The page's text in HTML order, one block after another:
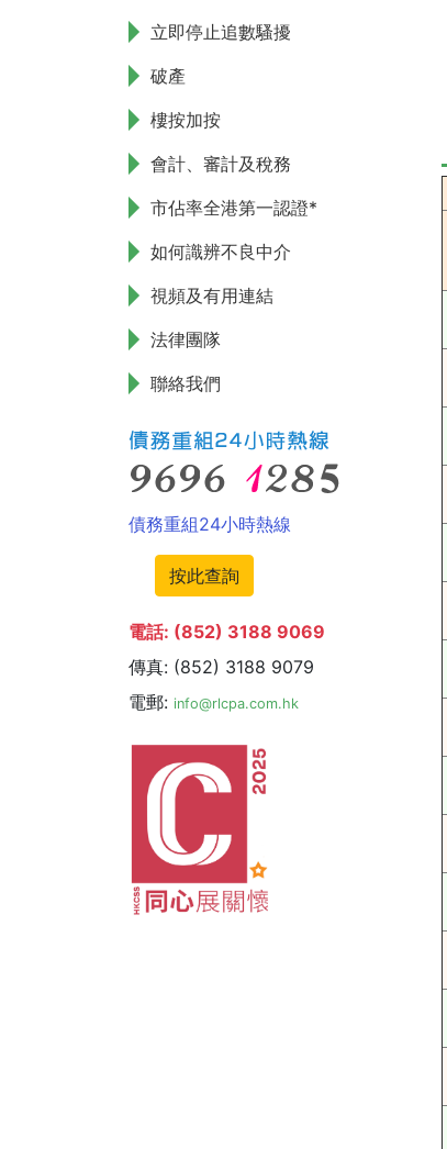
立即停止追數騷擾
破產
樓按加按
會計、審計及稅務
市佔率全港第一認證*
如何識辨不良中介
視頻及有用連結
法律團隊
聯絡我們
債務重組24小時熱線
按此查詢
電話: (852) 3188 9069
傳真: (852) 3188 9079
電郵: info@rlcpa.com.hk